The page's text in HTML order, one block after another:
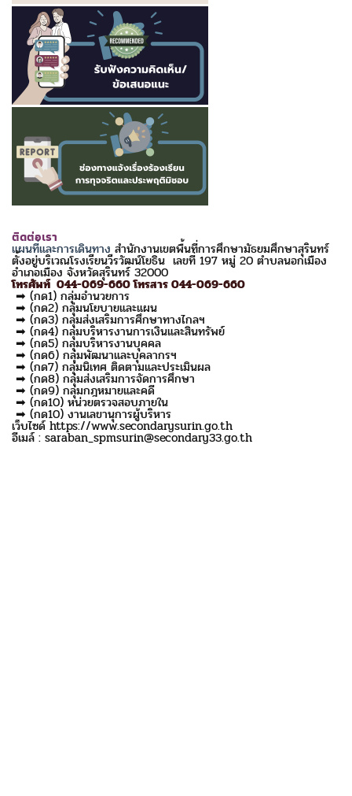
ติดต่อเรา
แผนที่และการเดินทางสำนักงานเขตพื้นที่การศึกษามัธยมศึกษาสุรินทร์
ตั้งอยู่บริเวณโรงเรียนวีรวัฒน์โยธิน เลขที่ 197 หมู่ 20 ตำบลนอกเมือง
อำเภอเมือง จังหวัดสุรินทร์ 32000
โทรศัพท์ 044-069-660 โทรสาร 044-069-660
➡ (กด1) กลุ่มอำนวยการ
➡ (กด2) กลุ่มนโยบายและแผน
➡ (กด3) กลุ่มส่งเสริมการศึกษาทางไกลฯ
➡ (กด4) กลุ่มบริหารงานการเงินและสินทรัพย์
➡ (กด5) กลุ่มบริหารงานบุคคล
➡ (กด6) กลุ่มพัฒนาและบุคลากรฯ
➡ (กด7) กลุ่มนิเทศ ติดตามและประเมินผล
➡ (กด8) กลุ่มส่งเสริมการจัดการศึกษา
➡ (กด9) กลุ่มกฎหมายและคดี
➡ (กด10) หน่วยตรวจสอบภายใน
➡ (กด10) งานเลขานุการผู้บริหาร
เว็บไซด์ https://www.secondarysurin.go.th
อีเมล์ : saraban_spmsurin@secondary33.go.th